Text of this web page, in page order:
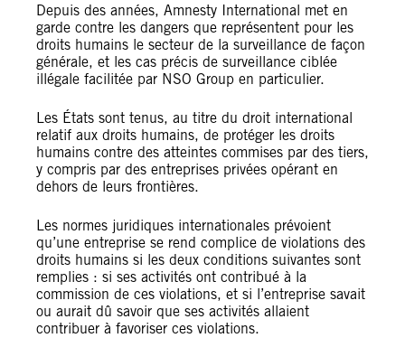
Depuis des années, Amnesty International met en
garde contre les dangers que représentent pour les
droits humains le secteur de la surveillance de façon
générale, et les cas précis de surveillance ciblée
illégale facilitée par NSO Group en particulier.
Les États sont tenus, au titre du droit international
relatif aux droits humains, de protéger les droits
humains contre des atteintes commises par des tiers,
y compris par des entreprises privées opérant en
dehors de leurs frontières.
Les normes juridiques internationales prévoient
qu’une entreprise se rend complice de violations des
droits humains si les deux conditions suivantes sont
remplies : si ses activités ont contribué à la
commission de ces violations, et si l’entreprise savait
ou aurait dû savoir que ses activités allaient
contribuer à favoriser ces violations.